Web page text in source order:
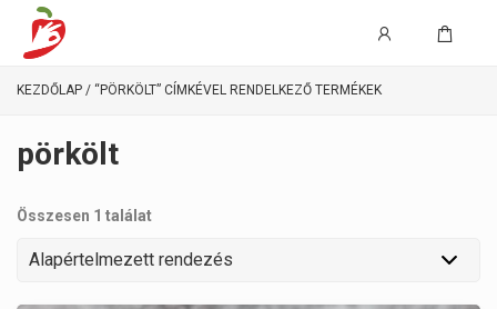
KEZDŐLAP / “PÖRKÖLT” CÍMKÉVEL RENDELKEZŐ TERMÉKEK
pörkölt
Összesen 1 találat